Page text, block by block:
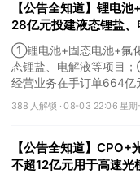
【公告全知道】锂电
28亿元投建液态锂盐、
①锂电池+固态电池+氟
态锂盐、电解液等项目
经营业务在手订单664
署32亿元算力服务合同。
388 人解锁 ·08-03 22:06 星期
【公告全知道】
不超12亿元用于高速光